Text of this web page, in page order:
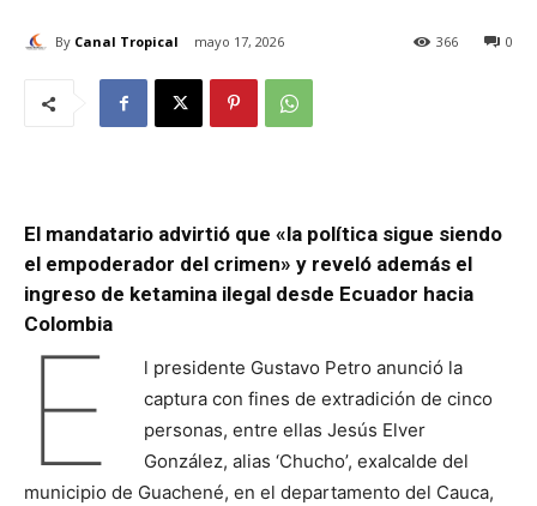
By Canal Tropical mayo 17, 2026 0
366
El mandatario advirtió que «la política sigue siendo
el empoderador del crimen» y reveló además el
ingreso de ketamina ilegal desde Ecuador hacia
Colombia
E
l presidente Gustavo Petro anunció la
captura con fines de extradición de cinco
personas, entre ellas Jesús Elver
González, alias ‘Chucho’, exalcalde del
municipio de Guachené, en el departamento del Cauca,